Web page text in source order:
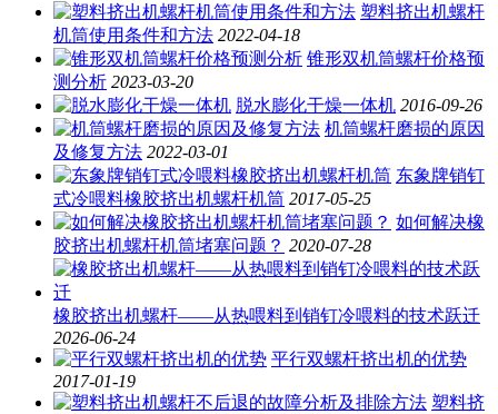
塑料挤出机螺杆
机筒使用条件和方法 2022-04-18
锥形双机筒螺杆价格预
测分析 2023-03-20
脱水膨化干燥一体机 2016-09-26
机筒螺杆磨损的原因
及修复方法 2022-03-01
东象牌销钉
式冷喂料橡胶挤出机螺杆机筒 2017-05-25
如何解决橡
胶挤出机螺杆机筒堵塞问题？ 2020-07-28
橡胶挤出机螺杆——从热喂料到销钉冷喂料的技术跃迁
2026-06-24
平行双螺杆挤出机的优势
2017-01-19
塑料挤